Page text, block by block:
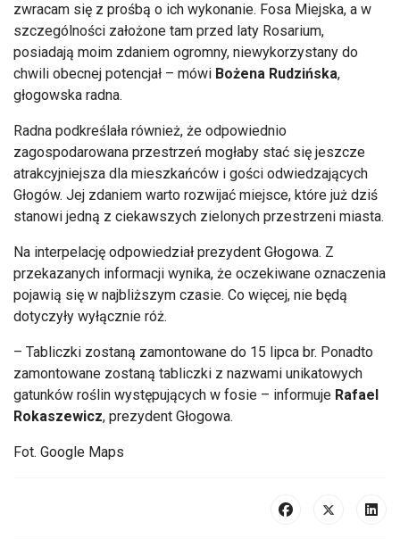
zwracam się z prośbą o ich wykonanie. Fosa Miejska, a w
szczególności założone tam przed laty Rosarium,
posiadają moim zdaniem ogromny, niewykorzystany do
chwili obecnej potencjał – mówi Bożena Rudzińska,
głogowska radna.
Radna podkreślała również, że odpowiednio
zagospodarowana przestrzeń mogłaby stać się jeszcze
atrakcyjniejsza dla mieszkańców i gości odwiedzających
Głogów. Jej zdaniem warto rozwijać miejsce, które już dziś
stanowi jedną z ciekawszych zielonych przestrzeni miasta.
Na interpelację odpowiedział prezydent Głogowa. Z
przekazanych informacji wynika, że oczekiwane oznaczenia
pojawią się w najbliższym czasie. Co więcej, nie będą
dotyczyły wyłącznie róż.
– Tabliczki zostaną zamontowane do 15 lipca br. Ponadto
zamontowane zostaną tabliczki z nazwami unikatowych
gatunków roślin występujących w fosie – informuje Rafael
Rokaszewicz, prezydent Głogowa.
Fot. Google Maps